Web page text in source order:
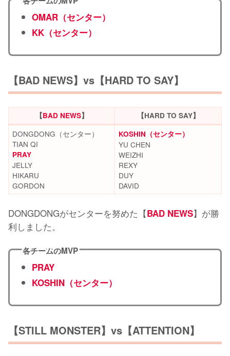
OMAR（センター）
KK（センター）
【BAD NEWS】vs【HARD TO SAY】
【BAD NEWS】 【HARD TO SAY】
DONGDONG（センター）
TIAN QI
PRAY
JELLY
HIKARU
GORDON
KOSHIN（センター）
YU CHEN
WEIZHI
REXY
DUY
DAVID
DONGDONGがセンターを努めた【BAD NEWS】が勝
利しました。
各チームのMVP
PRAY
KOSHIN（センター）
【STILL MONSTER】vs【ATTENTION】